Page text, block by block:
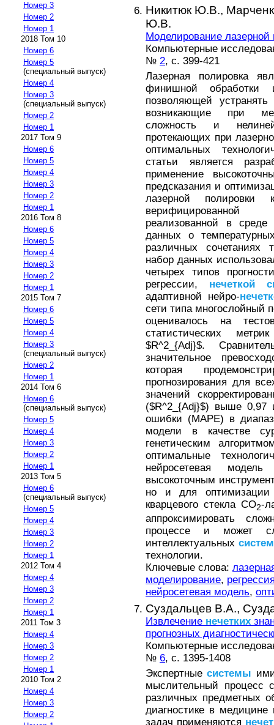
Номер 3
Номер 2
Номер 1
2018 Том 10
Номер 6
Номер 5
(специальный выпуск)
Номер 4
Номер 3
(специальный выпуск)
Номер 2
Номер 1
2017 Том 9
Номер 6
Номер 5
Номер 4
Номер 3
Номер 2
Номер 1
2016 Том 8
Номер 6
Номер 5
Номер 4
Номер 3
Номер 2
Номер 1
2015 Том 7
Номер 6
Номер 5
Номер 4
Номер 3
(специальный выпуск)
Номер 2
Номер 1
2014 Том 6
Номер 6
(специальный выпуск)
Номер 5
Номер 4
Номер 3
Номер 2
Номер 1
2013 Том 5
Номер 6
(специальный выпуск)
Номер 5
Номер 4
Номер 3
Номер 2
Номер 1
2012 Том 4
Номер 4
Номер 3
Номер 2
Номер 1
2011 Том 3
Номер 4
Номер 3
Номер 2
Номер 1
2010 Том 2
Номер 4
Номер 3
Номер 2
Никитюк Ю.В.,
Ю.В.
Моделирование лазерной
Компьютерные
№ 2, с. 399-421
Лазерная полировка
финишной обработки
позволяющей устранять
возникающие при
сложность и
протекающих при
оптимальных
статьи является
применение
предсказания и
лазерной полировки
верифицированной
реализованной в
данных о
различных сочетаниях
набор данных
четырех типов
регрессии, нечеткой
адаптивной нейро-
сети типа многослойный
оценивалось на
статистических
$R^2_{Adj}$.
значительное
которая
прогнозирования для
значений
($R^2_{Adj}$) выше 0,97
ошибки (МАРЕ) в
модели в качестве
генетическим
оптимальные
нейросетевая
высокоточным
но и для оптимизации
кварцевого стекла СО2-
аппроксимировать
процессе и может
интеллектуальных систем
технологии.
Ключевые слова:
моделирование,
нейросетевая модель,
Суздальцев В.А.,
Извлечение нечетких
прогнозных
Компьютерные
№ 6, с. 1395-1408
Экспертныесистемы
мыслительный процесс
различных предметных
диагностике в
задач применяются